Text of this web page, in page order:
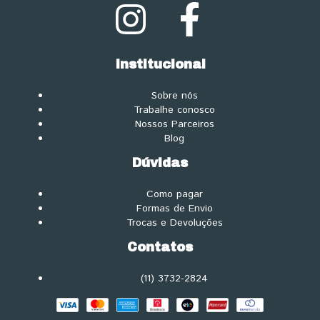
Institucional
Sobre nós
Trabalhe conosco
Nossos Parceiros
Blog
Dúvidas
Como pagar
Formas de Envio
Trocas e Devoluções
Contatos
(11) 3732-2824